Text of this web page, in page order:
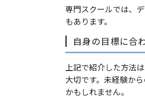
専門スクールでは、
もあります。
自身の目標に合
上記で紹介した方法
大切です。未経験か
かもしれません。